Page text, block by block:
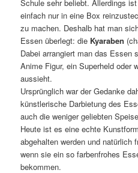
Schule sehr beliebt. Allerdings
einfach nur in eine Box
zu machen. Deshalb hat man
Essen überlegt: die Kyaraben
Dabei arrangiert man das Essen
Anime Figur, ein Superheld oder
aussieht.
Ursprünglich war der Gedanke
künstlerische Darbietung des
auch die weniger geliebten
Heute ist es eine echte
abgehalten werden und natürlich
wenn sie ein so farbenfrohes
bekommen.